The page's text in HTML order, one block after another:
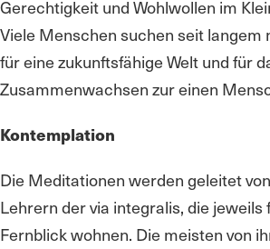
Gerechtigkeit und Wohlwollen im
Viele Menschen suchen seit langem
für eine zukunftsfähige Welt und für
Zusammenwachsen zur einen
Kontemplation
Die Meditationen werden geleitet
Lehrern der via integralis, die jeweils
Fernblick wohnen. Die meisten von